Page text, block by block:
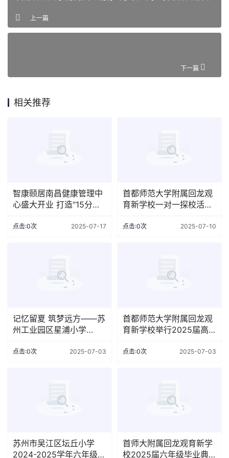
上一篇
下一篇
相关推荐
智康颐居南昌健康管理中
心盛大开业 打造"15分钟
点击:0次 2025-07-17
首都师范大学附属回龙观
育新学校一对一探校活动
点击:0次 2025-07-10
记忆留夏 筑梦远方——苏
州工业园区星浦小学
点击:0次 2025-07-03
首都师范大学附属回龙观
育新学校举行2025届高
点击:0次 2025-07-03
苏州市吴江区坛丘小学
2024-2025学年六年级毕
首师大附属回龙观育新学
校2025届六年级毕业典